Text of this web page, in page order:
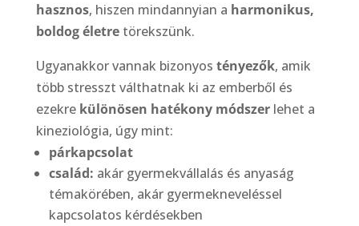
hasznos, hiszen mindannyian a harmonikus,
boldog életre törekszünk.
Ugyanakkor vannak bizonyos tényezők, amik
több stresszt válthatnak ki az emberből és
ezekre különösen hatékony módszerlehet a
kineziológia, úgy mint:
párkapcsolat
család: akár gyermekvállalás és anyaság
témakörében, akár gyermekneveléssel
kapcsolatos kérdésekben